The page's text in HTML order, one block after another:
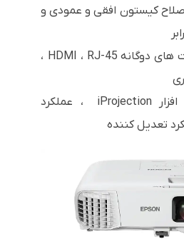
کیستون افقی و عمودی و
اتصال پیشرفته: پورت های دوگانه HDMI ، RJ-45 ،
سایر ویژگی ها:نرم افزار iProjection ، عملکرد
تعدیل کننده